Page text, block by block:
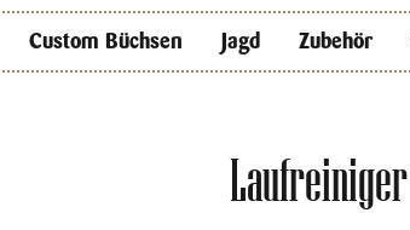
Custom Büchsen Jagd Zubehör
Laufreiniger